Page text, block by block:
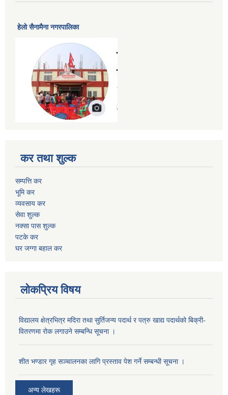
हेलाे सैनामैना नगरपालिका
कर तथा शुल्क
सम्पत्ति कर
भूमि कर
व्यवसाय कर
सेवा शुल्क
नक्सा पास शुल्क
पटके कर
घर जग्गा बहाल कर
लोकप्रिय विषय
विद्यालय क्षेत्रभित्र मदिरा तथा सुर्तिजन्य पदार्थ र पत्रु खाद्य पदार्थको बिक्री-
वितरणमा रोक लगाउने सम्बन्धि सूचना ।
शीत भण्डार गृह सञ्चालनका लागि प्रस्ताव पेश गर्ने सम्बन्धी सूचना ।
अन्य लेखहरू